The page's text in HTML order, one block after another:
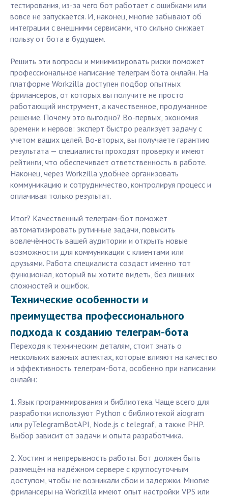
тестирования, из-за чего бот работает с ошибками или
вовсе не запускается. И, наконец, многие забывают об
интеграции с внешними сервисами, что сильно снижает
пользу от бота в будущем.
Решить эти вопросы и минимизировать риски поможет
профессиональное написание телеграм бота онлайн. На
платформе Workzilla доступен подбор опытных
фрилансеров, от которых вы получите не просто
работающий инструмент, а качественное, продуманное
решение. Почему это выгодно? Во-первых, экономия
времени и нервов: эксперт быстро реализует задачу с
учетом ваших целей. Во-вторых, вы получаете гарантию
результата — специалисты проходят проверку и имеют
рейтинги, что обеспечивает ответственность в работе.
Наконец, через Workzilla удобнее организовать
коммуникацию и сотрудничество, контролируя процесс и
оплачивая только результат.
Итог? Качественный телеграм-бот поможет
автоматизировать рутинные задачи, повысить
вовлечённость вашей аудитории и открыть новые
возможности для коммуникации с клиентами или
друзьями. Работа специалиста создаст именно тот
функционал, который вы хотите видеть, без лишних
сложностей и ошибок.
Технические особенности и
преимущества профессионального
подхода к созданию телеграм-бота
Переходя к техническим деталям, стоит знать о
нескольких важных аспектах, которые влияют на качество
и эффективность телеграм-бота, особенно при написании
онлайн:
1. Язык программирования и библиотека. Чаще всего для
разработки используют Python с библиотекой aiogram
или pyTelegramBotAPI, Node.js с telegraf, а также PHP.
Выбор зависит от задачи и опыта разработчика.
2. Хостинг и непрерывность работы. Бот должен быть
размещён на надёжном сервере с круглосуточным
доступом, чтобы не возникали сбои и задержки. Многие
фрилансеры на Workzilla имеют опыт настройки VPS или